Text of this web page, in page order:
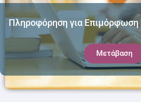
Πληροφόρηση για Επιμόρφωση
Μετάβαση